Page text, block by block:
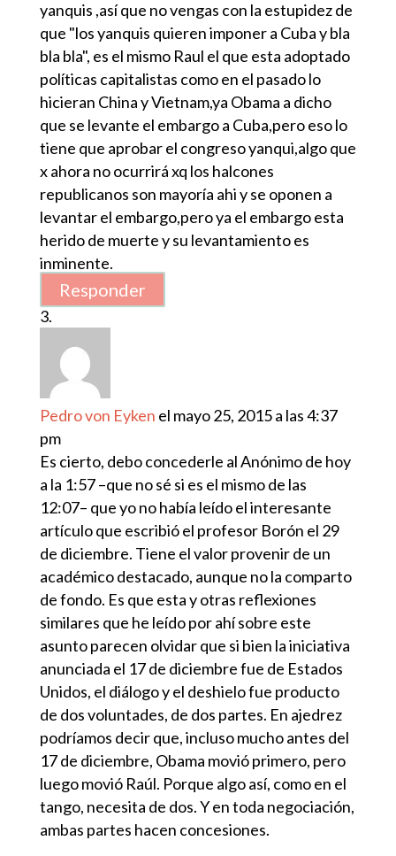
yanquis ,así que no vengas con la estupidez de
que "los yanquis quieren imponer a Cuba y bla
bla bla", es el mismo Raul el que esta adoptado
políticas capitalistas como en el pasado lo
hicieran China y Vietnam,ya Obama a dicho
que se levante el embargo a Cuba,pero eso lo
tiene que aprobar el congreso yanqui,algo que
x ahora no ocurrirá xq los halcones
republicanos son mayoría ahi y se oponen a
levantar el embargo,pero ya el embargo esta
herido de muerte y su levantamiento es
inminente.
Responder
Pedro von Eyken el mayo 25, 2015 a las 4:37
pm
Es cierto, debo concederle al Anónimo de hoy
a la 1:57 –que no sé si es el mismo de las
12:07– que yo no había leído el interesante
artículo que escribió el profesor Borón el 29
de diciembre. Tiene el valor provenir de un
académico destacado, aunque no la comparto
de fondo. Es que esta y otras reflexiones
similares que he leído por ahí sobre este
asunto parecen olvidar que si bien la iniciativa
anunciada el 17 de diciembre fue de Estados
Unidos, el diálogo y el deshielo fue producto
de dos voluntades, de dos partes. En ajedrez
podríamos decir que, incluso mucho antes del
17 de diciembre, Obama movió primero, pero
luego movió Raúl. Porque algo así, como en el
tango, necesita de dos. Y en toda negociación,
ambas partes hacen concesiones.